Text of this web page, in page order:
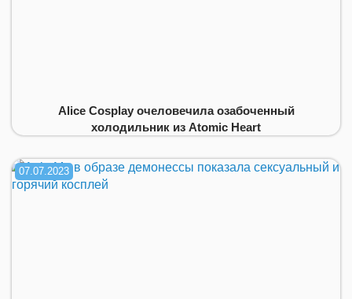
Alice Cosplay очеловечила озабоченный
холодильник из Atomic Heart
07.07.2023